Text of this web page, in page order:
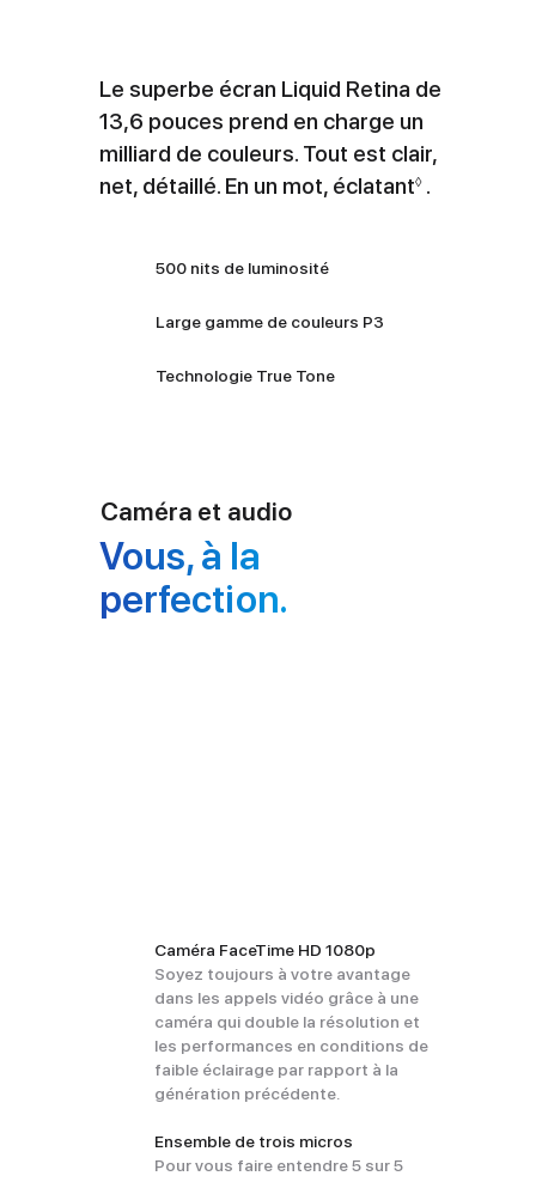
Le superbe écran Liquid Retina de
13,6 pouces prend en charge un
milliard de couleurs. Tout est clair,
net, détaillé. En un mot, éclatant◊ R.
500 nits de luminosité
Large gamme de couleurs P3
Technologie True Tone
Caméra et audio
Vous, à la
perfection.
Caméra FaceTime HD 1080p
Soyez toujours à votre avantage
dans les appels vidéo grâce à une
caméra qui double la résolution et
les performances en condi­tions de
faible éclai­rage par rapport à la
génération précédente.
Ensemble de trois micros
Pour vous faire entendre 5 sur 5